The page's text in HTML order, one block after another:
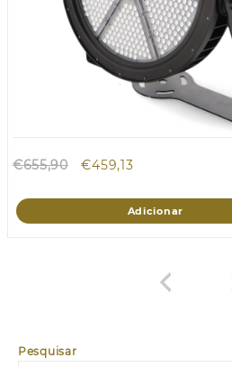
Pesquisar
€655,90
O
original
era:
€459,13O
atual
é:
Adicionar